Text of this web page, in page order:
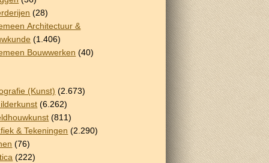
(28)
Architectuur &
(1.406)
Bouwwerken (40)
(Kunst) (2.673)
(6.262)
(811)
& Tekeningen (2.290)
(76)
(222)